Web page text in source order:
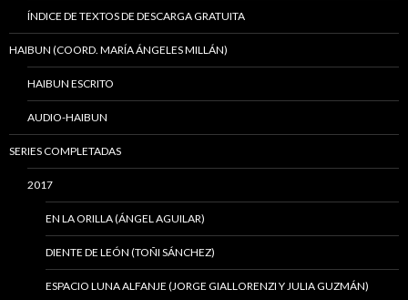
ÍNDICE DE TEXTOS DE DESCARGA GRATUITA
HAIBUN (COORD. MARÍA ÁNGELES MILLÁN)
HAIBUN ESCRITO
AUDIO-HAIBUN
SERIES COMPLETADAS
2017
EN LA ORILLA (ÁNGEL AGUILAR)
DIENTE DE LEÓN (TOÑI SÁNCHEZ)
ESPACIO LUNA ALFANJE (JORGE GIALLORENZI Y JULIA GUZMÁN)